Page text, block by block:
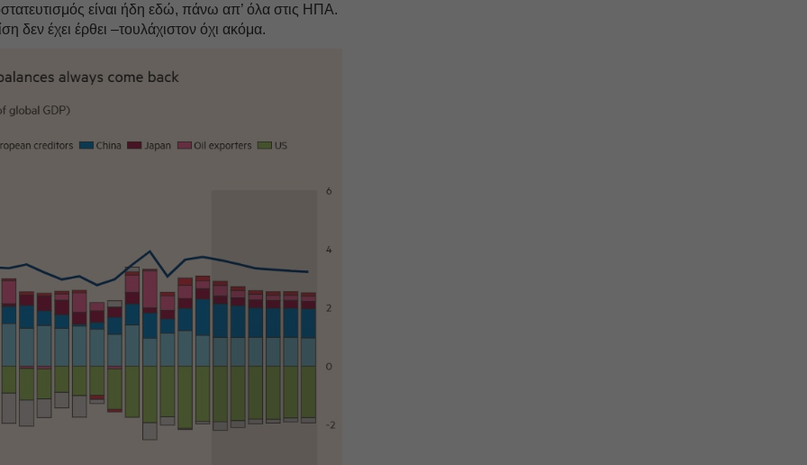
είναι ήδη εδώ, πάνω απ’ όλα στις ΗΠΑ.
δεν έχει έρθει –τουλάχιστον όχι ακόμα.